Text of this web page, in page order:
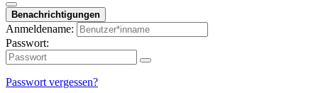
Benachrichtigungen
Anmeldename:
Passwort:
Passwort vergessen?